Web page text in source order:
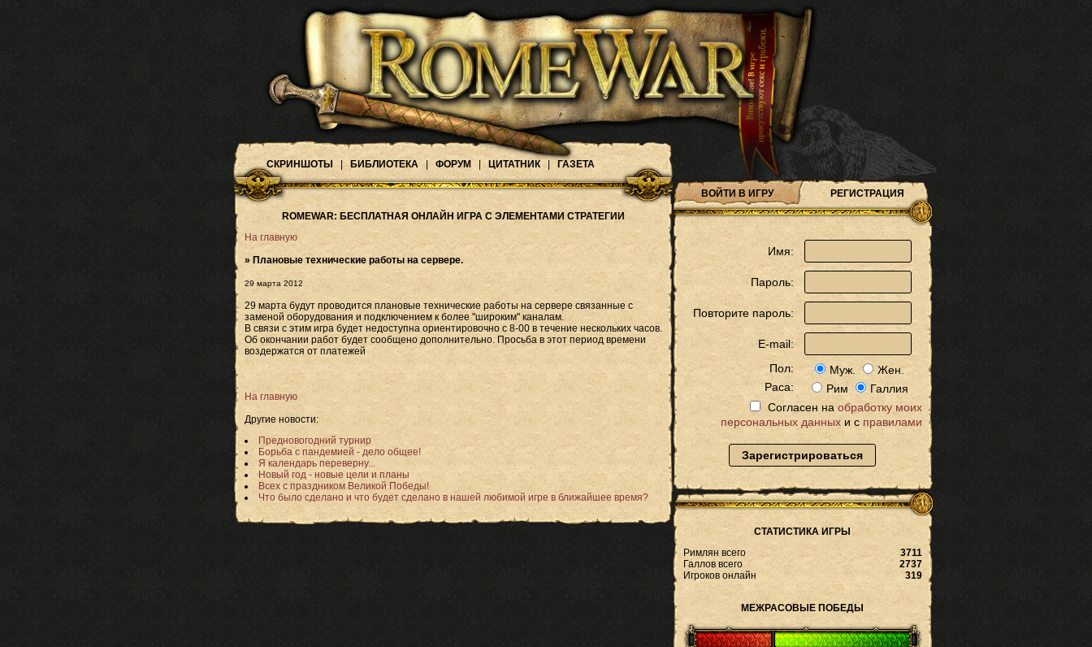
СКРИНШОТЫ БИБЛИОТЕКА ФОРУМ ЦИТАТНИК ГАЗЕТА
ROMEWAR: БЕСПЛАТНАЯ ОНЛАЙН ИГРА С ЭЛЕМЕНТАМИ СТРАТЕГИИ
На главную
» Плановые технические работы на сервере.
29 марта 2012
29 марта будут проводится плановые технические работы на сервере связанные с
заменой оборудования и подключением к более "широким" каналам.
В связи с этим игра будет недоступна ориентировочно с 8-00 в течение нескольких часов.
Об окончании работ будет сообщено дополнительно. Просьба в этот период времени
воздержатся от платежей
На главную
Другие новости:
Предновогодний турнир
Борьба с пандемией - дело общее!
Я календарь переверну...
Новый год - новые цели и планы
Всех с праздником Великой Победы!
Что было сделано и что будет сделано в нашей любимой игре в ближайшее время?
ВОЙТИ В ИГРУ РЕГИСТРАЦИЯ
Имя:
Пароль:
Повторите пароль:
E-mail:
Пол:
Муж.
Жен.
Раса:
Рим
Галлия
Согласен на обработку моих
персональных данныхи с правилами
Зарегистрироваться
СТАТИСТИКА ИГРЫ
Римлян всего
3711
Галлов всего
2737
Игроков онлайн
319
МЕЖРАСОВЫЕ ПОБЕДЫ